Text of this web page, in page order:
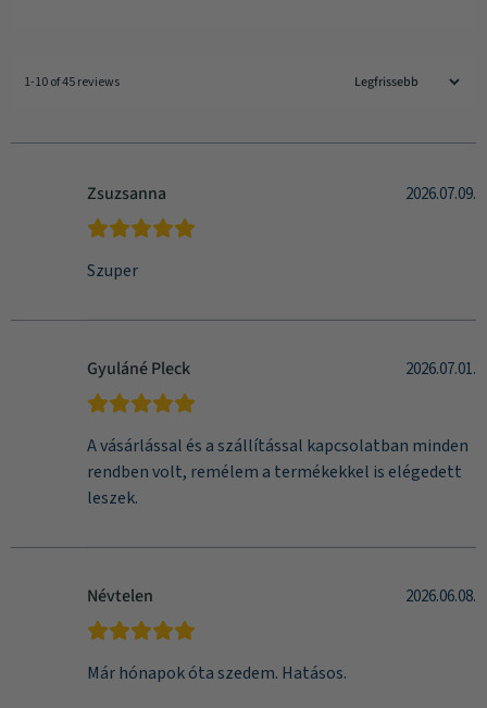
1-10 of 45 reviews
Zsuzsanna 2026.07.09.
Szuper
Gyuláné Pleck 2026.07.01.
A vásárlással és a szállítással kapcsolatban minden
rendben volt, remélem a termékekkel is elégedett
leszek.
Névtelen 2026.06.08.
Már hónapok óta szedem. Hatásos.